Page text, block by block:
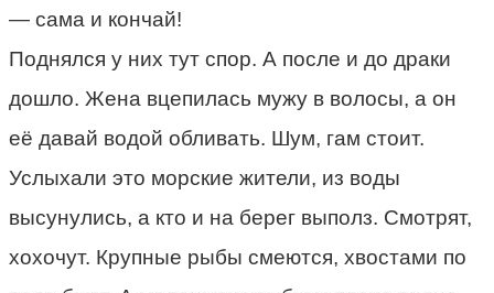
— сама и кончай!
Поднялся у них тут спор. А после и до драки
дошло. Жена вцепилась мужу в волосы, а он
её давай водой обливать. Шум, гам стоит.
Услыхали это морские жители, из воды
высунулись, а кто и на берег выполз. Смотрят,
хохочут. Крупные рыбы смеются, хвостами по